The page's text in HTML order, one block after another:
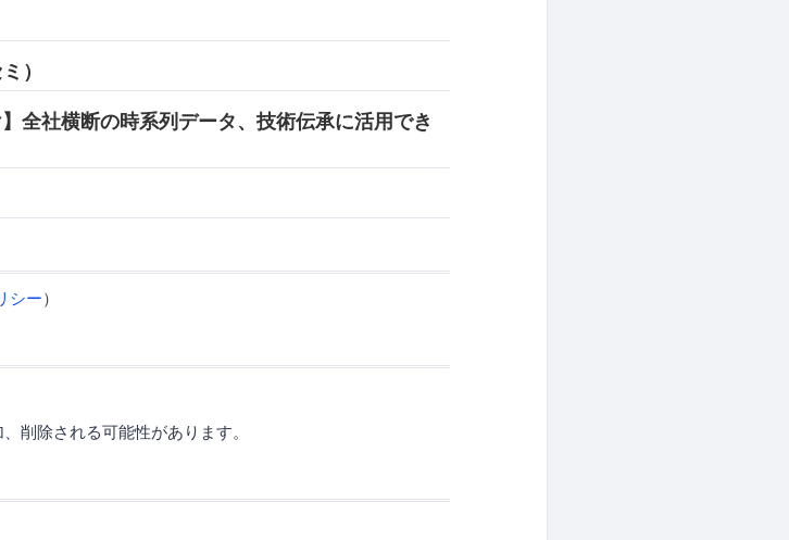
）
社横断の時系列データ、技術伝承に活用でき
シー）
削除される可能性があります。